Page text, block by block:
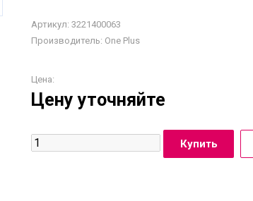
Артикул: 3221400063
Производитель: One Plus
Цена:
Цену уточняйте